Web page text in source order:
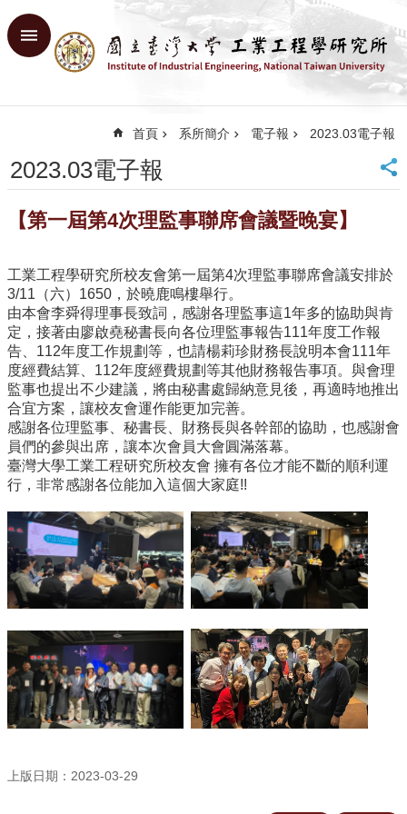
跳到主要內容區塊
進
首
頁
大
網
站
導
覽
English
系
所
簡
介
學
程
簡
介
教
學
系
所
成
員
入
學
首頁 系所簡介 電子報 2023.03電子報
2023.03電子報
【第一屆第4次理監事聯席會議暨晚宴】
工業工程學研究所校友會第一屆第4次理監事聯席會議安排於
3/11（六）1650，於曉鹿鳴樓舉行。
由本會李舜得理事長致詞，感謝各理監事這1年多的協助與肯
定，接著由廖啟堯秘書長向各位理監事報告111年度工作報
告、112年度工作規劃等，也請楊莉珍財務長說明本會111年
度經費結算、112年度經費規劃等其他財務報告事項。與會理
監事也提出不少建議，將由秘書處歸納意見後，再適時地推出
合宜方案，讓校友會運作能更加完善。
感謝各位理監事、秘書長、財務長與各幹部的協助，也感謝會
員們的參與出席，讓本次會員大會圓滿落幕。
臺灣大學工業工程研究所校友會 擁有各位才能不斷的順利運
行，非常感謝各位能加入這個大家庭!!
上版日期：2023-03-29